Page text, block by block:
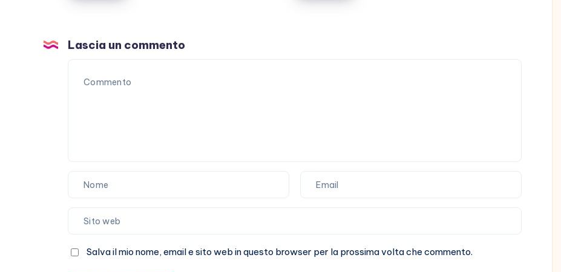
Laura
Pausini?
Lascia un commento
Salva il mio nome, email e sito web in questo browser per la prossima volta che commento.